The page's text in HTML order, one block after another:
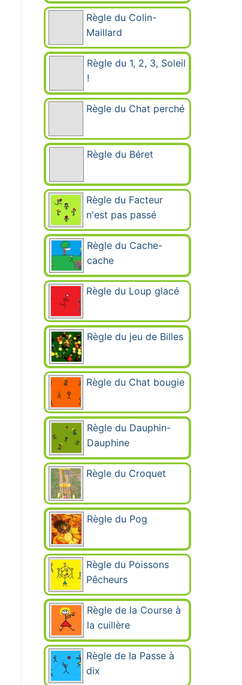
Règle du Colin-
Maillard
Règle du 1, 2, 3, Soleil
!
Règle du Chat perché
Règle du Béret
Règle du Facteur
n'est pas passé
Règle du Cache-
cache
Règle du Loup glacé
Règle du jeu de Billes
Règle du Chat bougie
Règle du Dauphin-
Dauphine
Règle du Croquet
Règle du Pog
Règle du Poissons
Pêcheurs
Règle de la Course à
la cuillère
Règle de la Passe à
dix